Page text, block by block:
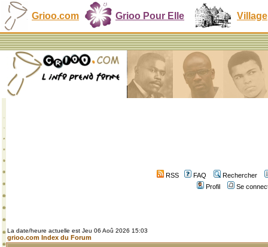
Grioo.com Grioo Pour Elle Village
RSS FAQ
Rechercher
Profil
Se
La date/heure actuelle est Jeu 06 Aoû 2026 15:03
grioo.com Index du Forum